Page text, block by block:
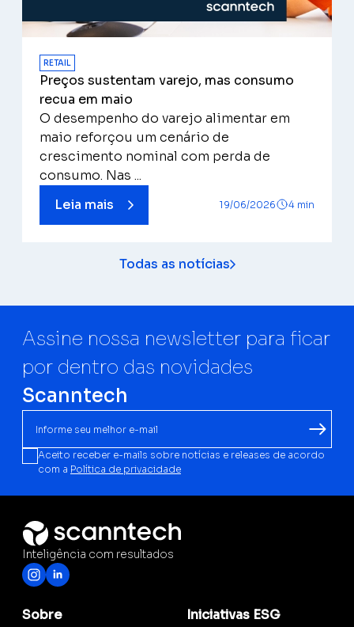
RETAIL
Preços sustentam varejo, mas consumo
recua em maio
O desempenho do varejo alimentar em
maio reforçou um cenário de
crescimento nominal com perda de
consumo. Nas ...
Leia mais
19/06/2026 4 min
Todas as notícias
Assine nossa newsletter para ficar
por dentro das novidades
Scanntech
Aceito receber e-mails sobre notícias e releases de acordo
com a Política de privacidade
Inteligência com resultados
Sobre Iniciativas ESG